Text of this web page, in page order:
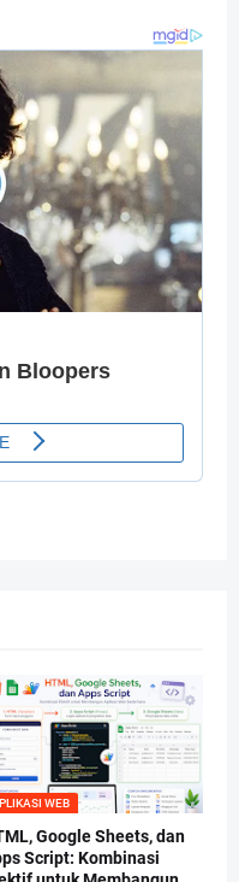
WEB
Google Sheets, dan
Script: Kombinasi